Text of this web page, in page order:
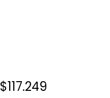
NINTENDO SWITCH
FISICO SELLADO
$117.249